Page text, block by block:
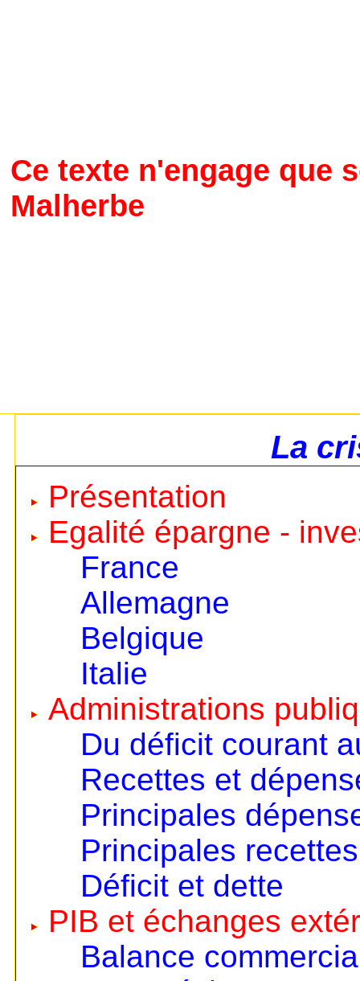
Ce texte n'engage que
Malherbe
La
Présentation
Egalité épargne -
France
Allemagne
Belgique
Italie
Administrations
Du déficit courant
Recettes et
Principales
Principales recettes
Déficit et dette
PIB et échanges
Balance